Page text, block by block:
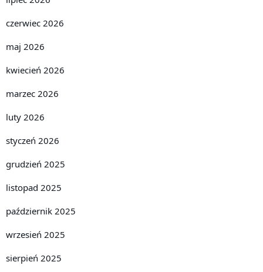
czerwiec 2026
maj 2026
kwiecień 2026
marzec 2026
luty 2026
styczeń 2026
grudzień 2025
listopad 2025
październik 2025
wrzesień 2025
sierpień 2025